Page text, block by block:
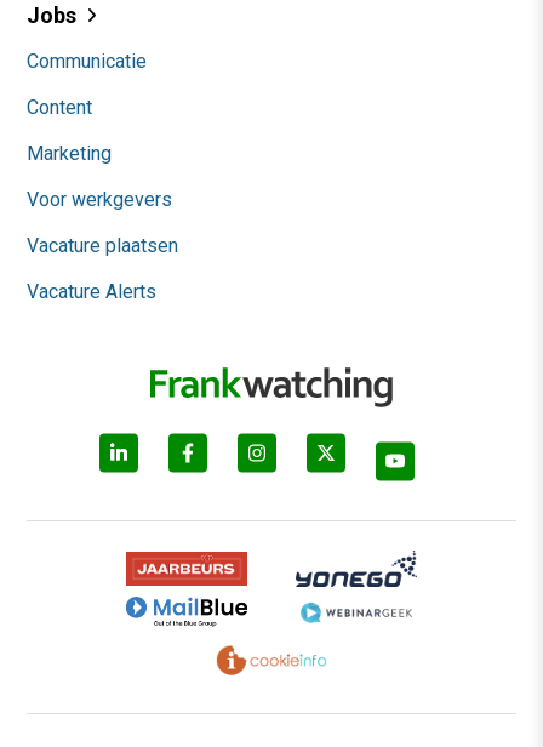
Jobs
Communicatie
Content
Marketing
Voor werkgevers
Vacature plaatsen
Vacature Alerts